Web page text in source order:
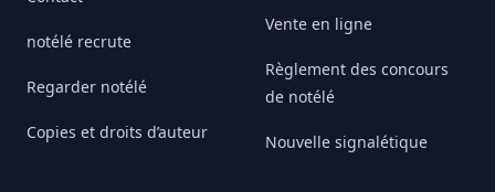
notélé recrute
Regarder notélé
Copies et droits d’auteur
Vente en ligne
Règlement des concours
de notélé
Nouvelle signalétique